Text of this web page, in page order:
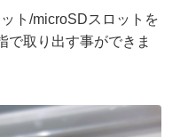
ト/microSDスロットを
で取り出す事ができま